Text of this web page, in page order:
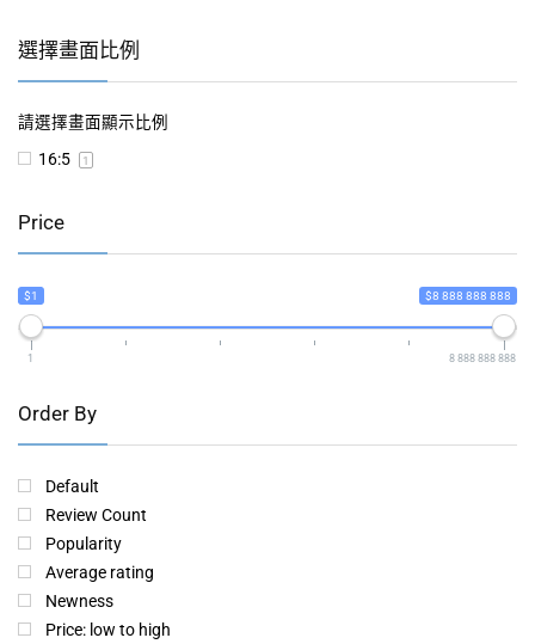
選擇畫面比例
請選擇畫面顯示比例
16:5
1
Price
$1 $8 888 888 888
1 8 888 888 888
Order By
Default
Review Count
Popularity
Average rating
Newness
Price: low to high